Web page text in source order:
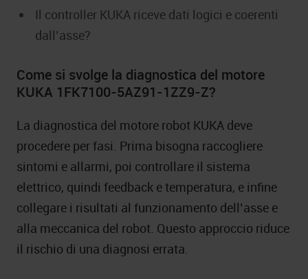
Il controller KUKA riceve dati logici e coerenti
dall’asse?
Come si svolge la diagnostica del motore
KUKA 1FK7100-5AZ91-1ZZ9-Z?
La diagnostica del motore robot KUKA deve
procedere per fasi. Prima bisogna raccogliere
sintomi e allarmi, poi controllare il sistema
elettrico, quindi feedback e temperatura, e infine
collegare i risultati al funzionamento dell’asse e
alla meccanica del robot. Questo approccio riduce
il rischio di una diagnosi errata.